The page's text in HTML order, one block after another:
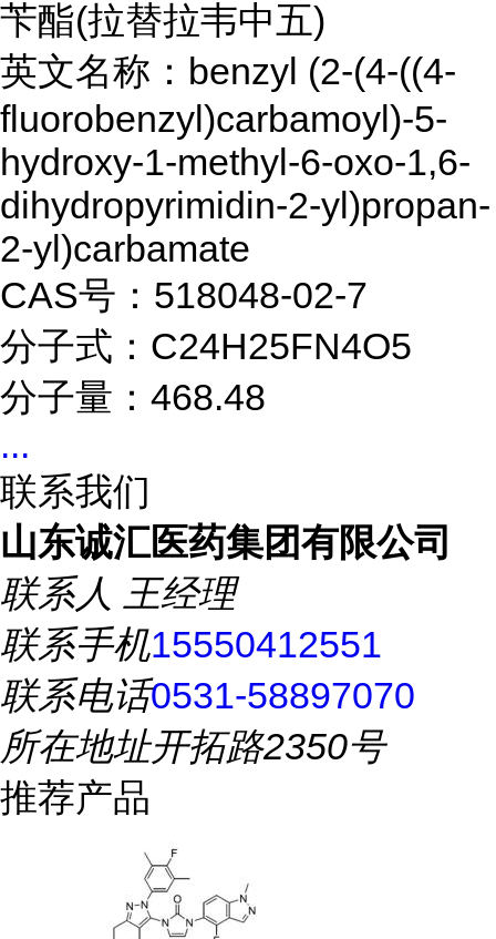
苄酯(拉替拉韦中五)
英文名称：benzyl (2-(4-((4-
fluorobenzyl)carbamoyl)-5-
hydroxy-1-methyl-6-oxo-1,6-
dihydropyrimidin-2-yl)propan-
2-yl)carbamate
CAS号：518048-02-7
分子式：C24H25FN4O5
分子量：468.48
...
联系我们
山东诚汇医药集团有限公司
联系人 王经理
联系手机15550412551
联系电话0531-58897070
所在地址开拓路2350号
推荐产品